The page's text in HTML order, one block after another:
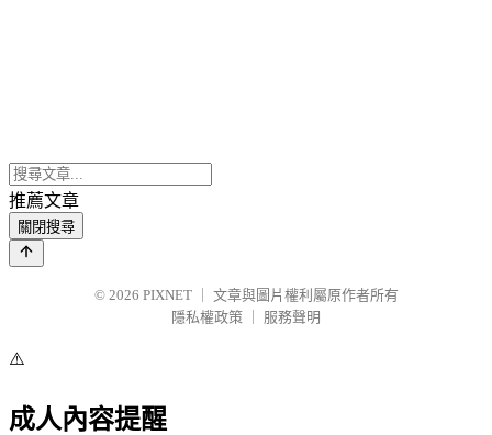
推薦文章
關閉搜尋
© 2026 PIXNET
文章與圖片權利屬原作者所有
隱私權政策
服務聲明
⚠️
成人內容提醒